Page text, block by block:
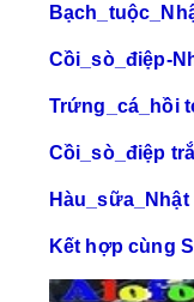
Cồi_sò_điệp-
Trứng_cá_hồi
Cồi_sò_điệp
Hàu_sữa_Nhật
Kết hợp cùng